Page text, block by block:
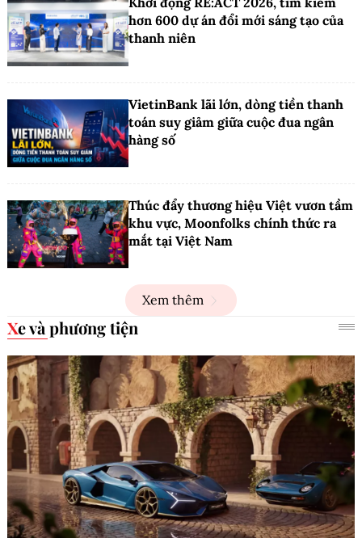
hơn 600 dự án đổi mới sáng tạo của
thanh niên
VietinBank lãi lớn, dòng tiền thanh
toán suy giảm giữa cuộc đua ngân
hàng số
Thúc đẩy thương hiệu Việt vươn tầm
khu vực, Moonfolks chính thức ra
mắt tại Việt Nam
Xem thêm
Xe và phương tiện